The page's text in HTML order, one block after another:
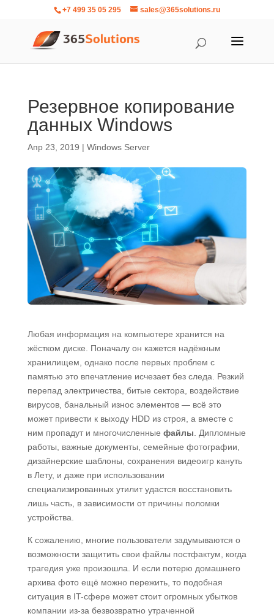
+7 499 35 05 295 sales@365solutions.ru
Резервное копирование
данных Windows
Апр 23, 2019 | Windows Server
Любая информация на компьютере хранится на
жёстком диске. Поначалу он кажется надёжным
хранилищем, однако после первых проблем с
памятью это впечатление исчезает без следа. Резкий
перепад электричества, битые сектора, воздействие
вирусов, банальный износ элементов — всё это
может привести к выходу HDD из строя, а вместе с
ним пропадут и многочисленные файлы . Дипломные
работы, важные документы, семейные фотографии,
дизайнерские шаблоны, сохранения видеоигр кануть
в Лету, и даже при использовании
специализированных утилит удастся восстановить
лишь часть, в зависимости от причины поломки
устройства.
К сожалению, многие пользователи задумываются о
возможности защитить свои файлы постфактум, когда
трагедия уже произошла. И если потерю домашнего
архива фото ещё можно пережить, то подобная
ситуация в IT-сфере может стоит огромных убытков
компании из-за безвозвратно утраченной